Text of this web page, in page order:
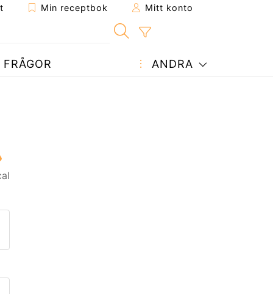
Min receptbok Mitt konto
FRÅGOR ANDRA
till en vän
sida
en fråga till författaren
upp ditt foto av detta